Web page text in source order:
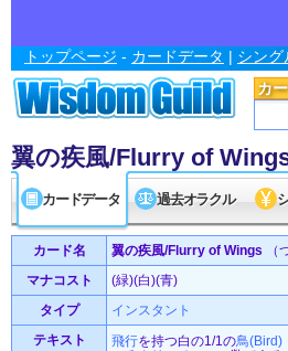
カ
トップページ - カードデータ | シング
翼の疾風/Flurry of
カードデータ 過去オラクル
カード名 翼の疾風/Flurry of Wings （
マナコスト
(緑)(白)(青)
タイプ
インスタント
テキスト
飛行を持つ白の1/1の鳥(Bird)